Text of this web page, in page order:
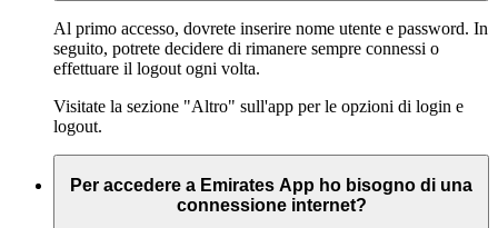
Al primo accesso, dovrete inserire nome utente e password. In
seguito, potrete decidere di rimanere sempre connessi o
effettuare il logout ogni volta.
Visitate la sezione "Altro" sull'app per le opzioni di login e
logout.
Per accedere a Emirates App ho bisogno di una
connessione internet?